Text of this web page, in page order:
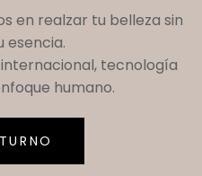
en realzar tu belleza sin
esencia.
tecnología
humano.